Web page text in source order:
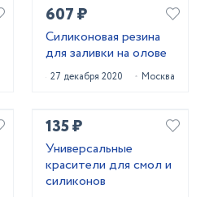
607 ₽
Силиконовая резина
для заливки на олове
27 декабря 2020 Москва
135 ₽
Универсальные
красители для смол и
силиконов